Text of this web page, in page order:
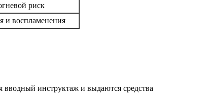
риск
и воспламенения
инструктаж и выдаются средства